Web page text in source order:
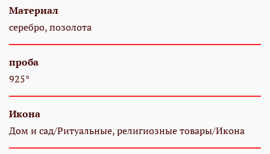
Материал
серебро, позолота
проба
925°
Икона
Дом и сад/Ритуальные, религиозные товары/Икона